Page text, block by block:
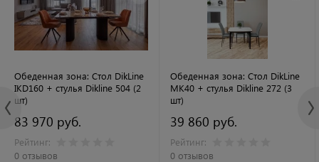
Обеденная зона: Стол DikLine
IKD160 + стулья Dikline 504 (2
шт)
83 970 руб.
Рейтинг:
0 отзывов
Обеденная зона: Стол DikLine
MK40 + стулья Dikline 272 (3
шт)
39 860 руб.
Рейтинг:
0 отзывов